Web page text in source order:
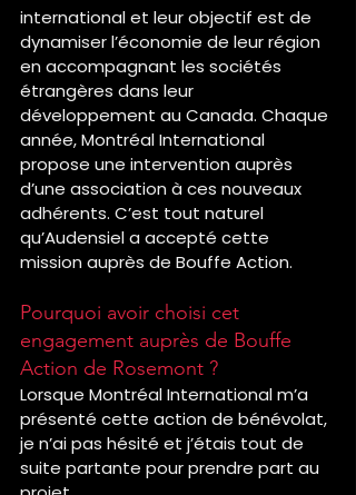
international et leur objectif est de
dynamiser l’économie de leur région
en accompagnant les sociétés
étrangères dans leur
développement au Canada. Chaque
année, Montréal International
propose une intervention auprès
d’une association à ces nouveaux
adhérents. C’est tout naturel
qu’Audensiel a accepté cette
mission auprès de Bouffe Action.
Pourquoi avoir choisi cet
engagement auprès de Bouffe
Action de Rosemont ?
Lorsque Montréal International m’a
présenté cette action de bénévolat,
je n’ai pas hésité et j’étais tout de
suite partante pour prendre part au